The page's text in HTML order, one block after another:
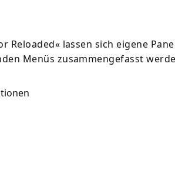
lassen sich eigene
Menüs zusammengefasst